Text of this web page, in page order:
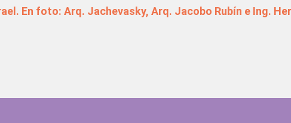
En foto: Arq. Jachevasky, Arq. Jacobo Rubín e Ing.